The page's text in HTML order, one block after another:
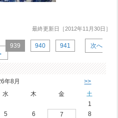
最終更新日［2012年11月30日］
939 940 941
次へ
年8月 >>
水 木 金
土
1
5 6 7
8